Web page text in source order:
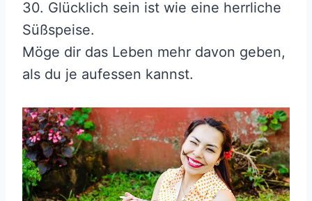
30. Glücklich sein ist wie eine herrliche
Süßspeise.
Möge dir das Leben mehr davon geben,
als du je aufessen kannst.